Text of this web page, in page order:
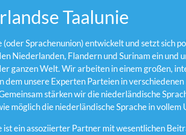
Taalunie
(oder Sprachenunion) entwickelt und setzt sich
Niederlanden, Flandern und Surinam ein und
ganzen Welt. Wir arbeiten in einem großen,
dem unsere Experten Parteien in
stärken wir die niederländische
möglich die niederländische Sprache in vollem
ist ein assoziierter Partner mit wesentlichen